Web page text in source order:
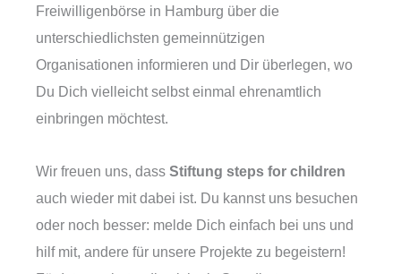
Freiwilligenbörse in Hamburg über die
unterschiedlichsten gemeinnützigen
Organisationen informieren und Dir überlegen, wo
Du Dich vielleicht selbst einmal ehrenamtlich
einbringen möchtest.
Wir freuen uns, dass Stiftung steps for children
auch wieder mit dabei ist. Du kannst uns besuchen
oder noch besser: melde Dich einfach bei uns und
hilf mit, andere für unsere Projekte zu begeistern!